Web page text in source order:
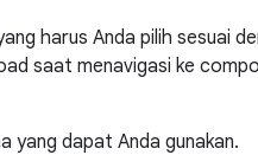
harus Anda pilih sesuai
saat menavigasi ke
yang dapat Anda gunakan.